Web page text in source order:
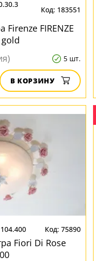
183551
Firenze FIRENZE
5 шт.
В КОРЗИНУ
75890
Fiori Di Rose